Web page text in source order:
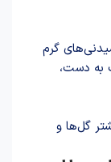
گرم
به دست،
گل‌ها و